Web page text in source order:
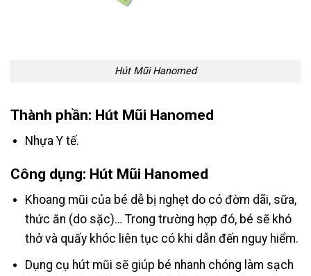
Hút Mũi Hanomed
Thành phần: Hút Mũi Hanomed
Nhựa Y tế.
Công dụng: Hút Mũi Hanomed
Khoang mũi của bé dễ bị nghẹt do có đờm dãi, sữa,
thức ăn (do sặc)… Trong trường hợp đó, bé sẽ khó
thở và quấy khóc liên tục có khi dẫn đến nguy hiểm.
Dụng cụ hút mũi sẽ giúp bé nhanh chóng làm sạch